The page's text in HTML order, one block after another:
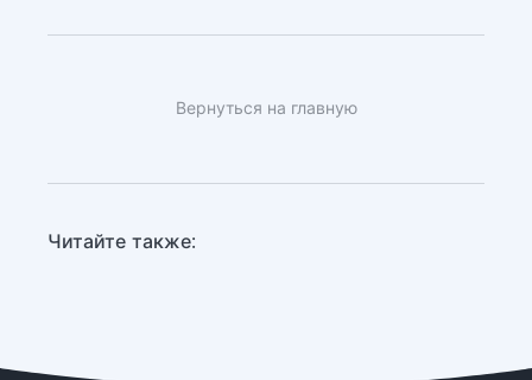
Вернуться на главную
Читайте также: